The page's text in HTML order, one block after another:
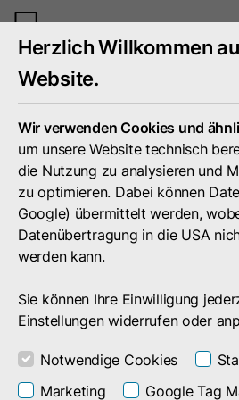
Herzlich Willkommen
Website.
Wir verwenden Cookies und
um unsere Website technisch
die Nutzung zu analysieren und
zu optimieren. Dabei können
Google) übermittelt werden,
Datenübertragung in die USA
werden kann.
Sie können Ihre Einwilligung
Einstellungen widerrufen oder
Notwendige Cookies
Marketing
Google Tag